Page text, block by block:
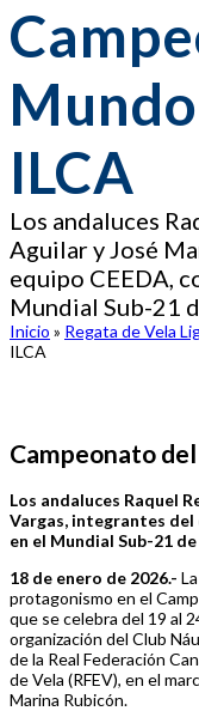
ILCA
Los andaluces
Aguilar y José
equipo CEEDA,
Mundial Sub-21
Inicio » Regata de Vela
ILCA
Campeonato
Los andaluces Raquel
Vargas, integrantes del
en el Mundial Sub-21
18 de enero de 2026.-
protagonismo en el
que se celebra del 19 al
organización del Club
de la Real Federación
de Vela (RFEV), en el
Marina Rubicón.